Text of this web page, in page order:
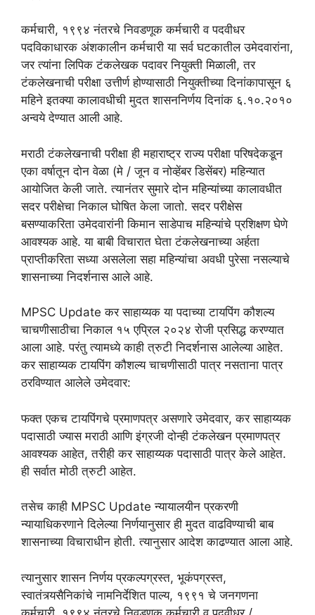
कर्मचारी, १९९४ नंतरचे निवडणूक कर्मचारी व पदवीधर
पदविकाधारक अंशकालीन कर्मचारी या सर्व घटकातील उमेदवारांना,
जर त्यांना लिपिक टंकलेखक पदावर नियुक्ती मिळाली, तर
टंकलेखनाची परीक्षा उत्तीर्ण होण्यासाठी नियुक्तीच्या दिनांकापासून ६
महिने इतक्या कालावधीची मुदत शासननिर्णय दिनांक ६.१०.२०१०
अन्वये देण्यात आली आहे.
मराठी टंकलेखनाची परीक्षा ही महाराष्ट्र राज्य परीक्षा परिषदेकडून
एका वर्षातून दोन वेळा (मे / जून व नोव्हेंबर डिसेंबर) महिन्यात
आयोजित केली जाते. त्यानंतर सुमारे दोन महिन्यांच्या कालावधीत
सदर परीक्षेचा निकाल घोषित केला जातो. सदर परीक्षेस
बसण्याकरिता उमेदवारांनी किमान साडेपाच महिन्यांचे प्रशिक्षण घेणे
आवश्यक आहे. या बाबी विचारात घेता टंकलेखनाच्या अर्हता
प्राप्तीकरिता सध्या असलेला सहा महिन्यांचा अवधी पुरेसा नसल्याचे
शासनाच्या निदर्शनास आले आहे.
MPSC Update कर साहाय्यक या पदाच्या टायपिंग कौशल्य
चाचणीसाठीचा निकाल १५ एप्रिल २०२४ रोजी प्रसिद्ध करण्यात
आला आहे. परंतु त्यामध्ये काही त्रुटी निदर्शनास आलेल्या आहेत.
कर साहाय्यक टायपिंग कौशल्य चाचणीसाठी पात्र नसताना पात्र
ठरविण्यात आलेले उमेदवार:
फक्त एकच टायपिंगचे प्रमाणपत्र असणारे उमेदवार, कर साहाय्यक
पदासाठी ज्यास मराठी आणि इंग्रजी दोन्ही टंकलेखन प्रमाणपत्र
आवश्यक आहेत, तरीही कर साहाय्यक पदासाठी पात्र केले आहेत.
ही सर्वात मोठी त्रुटी आहेत.
तसेच काही MPSC Update न्यायालयीन प्रकरणी
न्यायाधिकरणाने दिलेल्या निर्णयानुसार ही मुदत वाढविण्याची बाब
शासनाच्या विचाराधीन होती. त्यानुसार आदेश काढण्यात आला आहे.
त्यानुसार शासन निर्णय प्रकल्पग्रस्त, भूकंपग्रस्त,
स्वातंत्र्यसैनिकांचे नामनिर्देशित पाल्य, १९९१ चे जनगणना